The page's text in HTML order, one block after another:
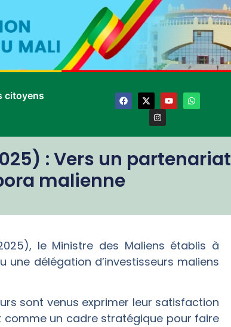
citoyens
: Vers un partenariat
malienne
le Ministre des Maliens établis à
une délégation d’investisseurs maliens
sont venus exprimer leur satisfaction
comme un cadre stratégique pour faire